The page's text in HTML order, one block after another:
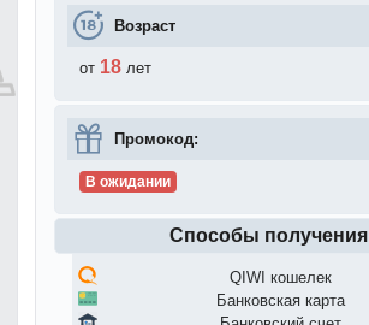
Возраст
от 18 лет
Промокод:
В ожидании
Способы получения
QIWI кошелек
Банковская карта